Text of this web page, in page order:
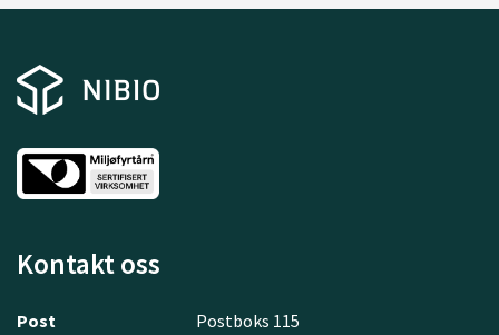
Kontakt oss
Post
Postboks 115